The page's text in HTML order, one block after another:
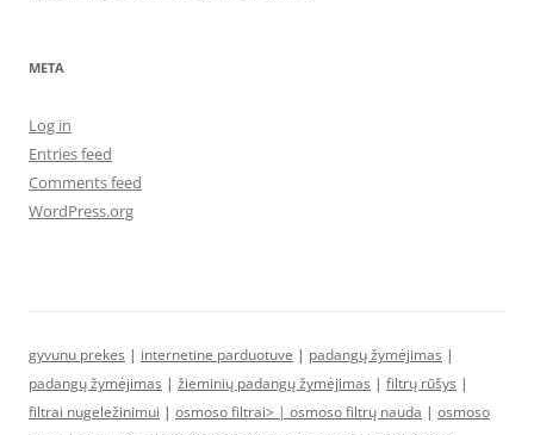
META
Log in
Entries feed
Comments feed
WordPress.org
gyvunu prekes | internetine parduotuve | padangų žymėjimas |
padangų žymėjimas | žieminių padangų žymėjimas | filtrų rūšys |
filtrai nugeležinimui | osmoso filtrai> | osmoso filtrų nauda | osmoso